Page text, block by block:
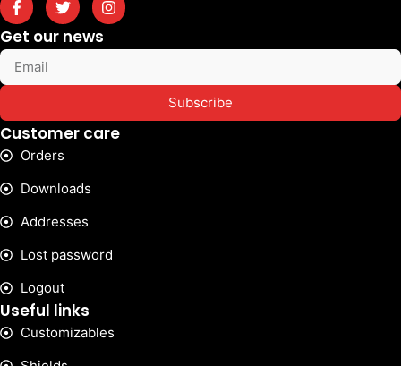
Get our news
Subscribe
Customer care
Orders
Downloads
Addresses
Lost password
Logout
Useful links
Customizables